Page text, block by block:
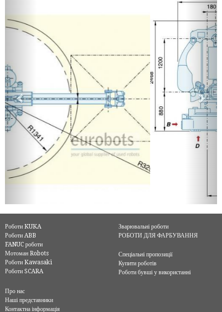
Роботи KUKA
Роботи ABB
FANUC роботи
Мотоман Robots
Роботи Kawasaki
Роботи SCARA
Зварювальні роботи
РОБОТИ ДЛЯ ФАРБУВАННЯ
Спеціальні пропозиції
Купити роботів
Роботи бувші у використанні
Про нас
Наші представники
Контактна інформація